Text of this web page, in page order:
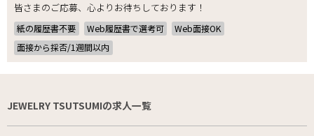
皆さまのご応募、心よりお待ちしております！
紙の履歴書不要 Web履歴書で選考可
Web面接OK
面接から採否/1週間以内
JEWELRY TSUTSUMIの求人一覧